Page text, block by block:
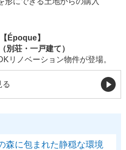
Époque】
別荘・一戸建て）
リノベーション物件が登場。
る
森に包まれた静穏な環境